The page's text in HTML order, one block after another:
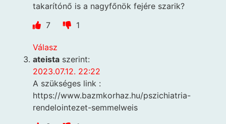
takarítónő is a nagyfőnök fejére szarik?
7
1
Válasz
ateista szerint:
2023.07.12. 22:22
A szükséges link :
https://www.bazmkorhaz.hu/pszichiatria-
rendelointezet-semmelweis